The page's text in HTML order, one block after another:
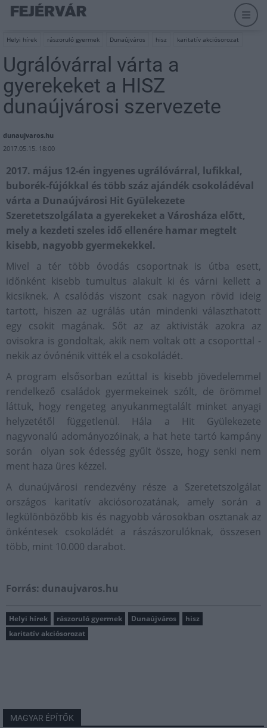
Helyi hírek rászoruló gyermek Dunaújváros hisz karitatív akciósorozat
Ugrálóvárral várta a
gyerekeket a HISZ
dunaújvárosi szervezete
dunaujvaros.hu
2017.05.15. 18:00
2017. május 12-én ingyenes ugrálóvárral, lufikkal,
buborék-fújókkal és több száz ajándék csokoládéval
várta a Dunaújvárosi Hit Gyülekezete
Szeretetszolgálata a gyerekeket a Városháza előtt,
mely a kezdeti szeles idő ellenére hamar megtelt
kisebb, nagyobb gyermekekkel.
Mivel a tér több óvodás csoportnak is útba esett,
időnként kisebb tumultus alakult ki és várni kellett a
kicsiknek. A csalódás viszont csak nagyon rövid ideig
tartott, hiszen az ugrálás után mindenki választhatott
egy csokit magának. Sőt az az aktivisták azokra az
ovisokra is gondoltak, akik nem voltak ott a csoporttal -
nekik az óvónénik vitték el a csokoládét.
A program elsősorban ezúttal is kisebb jövedelemmel
rendelkező családok gyermekeinek szólt, de örömmel
láttuk, hogy rengeteg anyukanmegtalált minket anyagi
helyzetétől függetlenül. Hála a Hit Gyülekezete
nagyvonalú adományozóinak, a hat hete tartó kampány
során olyan sok édesség gyűlt össze, hogy senki nem
ment haza üres kézzel.
A dunaújvárosi rendezvény része a Szeretetszolgálat
országos karitatív akciósorozatának, amely során a
legkülönbözőbb kis és nagyobb városokban osztanak az
önkéntesek csokoládét a rászászorulóknak, összesen
több, mint 10.000 darabot.
Forrás: dunaujvaros.hu
Helyi hírek rászoruló gyermek Dunaújváros
hisz
karitatív akciósorozat
MAGYAR ÉPÍTŐK